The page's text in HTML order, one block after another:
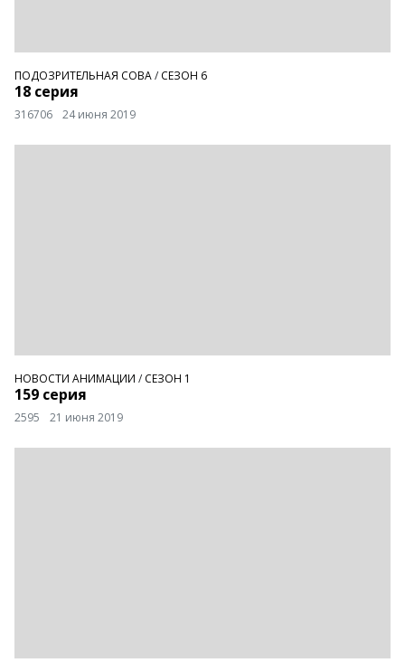
ПОДОЗРИТЕЛЬНАЯ СОВА/ СЕЗОН 6
18 серия
316706 24 июня 2019
НОВОСТИ АНИМАЦИИ / СЕЗОН 1
159 серия
2595 21 июня 2019